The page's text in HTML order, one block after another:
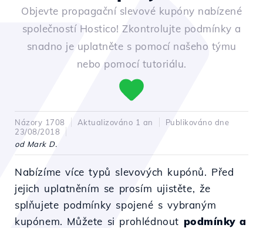
Objevte propagační slevové kupóny nabízené
společností Hostico! Zkontrolujte podmínky a
snadno je uplatněte s pomocí našeho týmu
nebo pomocí tutoriálu.
Názory 1708 Aktualizováno 1 an
Publikováno dne
23/08/2018
od Mark D.
Nabízíme více typů slevových kupónů. Před
jejich uplatněním se prosím ujistěte, že
splňujete podmínky spojené s vybraným
kupónem. Můžete si prohlédnout podmínky a